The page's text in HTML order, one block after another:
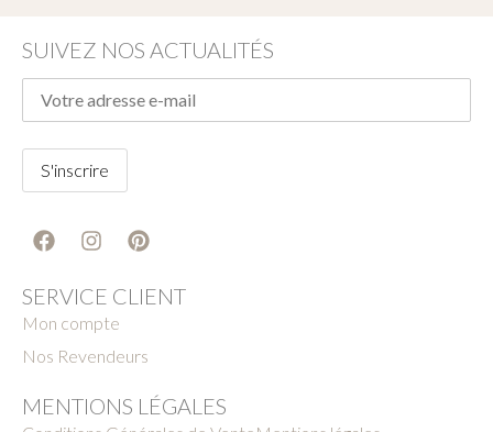
SUIVEZ NOS ACTUALITÉS
SERVICE CLIENT
Mon compte
Nos Revendeurs
MENTIONS LÉGALES